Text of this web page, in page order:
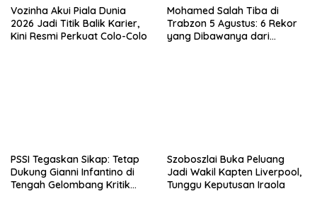
Vozinha Akui Piala Dunia
2026 Jadi Titik Balik Karier,
Kini Resmi Perkuat Colo-Colo
Mohamed Salah Tiba di
Trabzon 5 Agustus: 6 Rekor
yang Dibawanya dari
PSSI Tegaskan Sikap: Tetap
Dukung Gianni Infantino di
Tengah Gelombang Kritik
Szoboszlai Buka Peluang
Jadi Wakil Kapten Liverpool,
Tunggu Keputusan Iraola